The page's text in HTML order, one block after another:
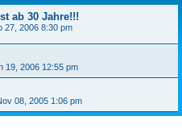
ab 30 Jahre!!!
27, 2006 8:30 pm
19, 2006 12:55 pm
08, 2005 1:06 pm